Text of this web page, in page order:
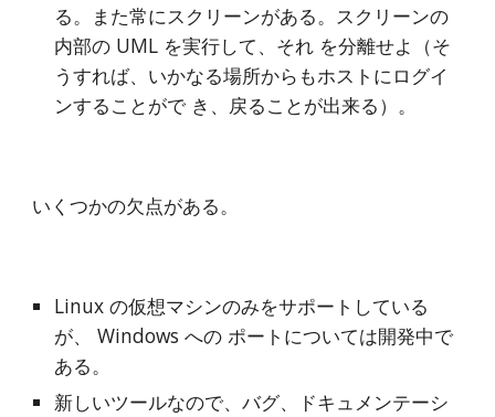
る。また常にスクリーンがある。スクリーンの
内部の UML を実行して、それ を分離せよ（そ
うすれば、いかなる場所からもホストにログイ
ンすることがで き、戻ることが出来る）。
いくつかの欠点がある。
Linux の仮想マシンのみをサポートしている
が、 Windows への ポートについては開発中で
ある。
新しいツールなので、バグ、ドキュメンテーシ